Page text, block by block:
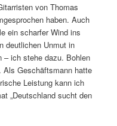
von Thomas
haben. Auch
ein scharfer Wind ins
deutlichen Unmut in
– ich stehe dazu. Bohlen
Als Geschäftsmann hatte
Leistung kann ich
„Deutschland sucht den